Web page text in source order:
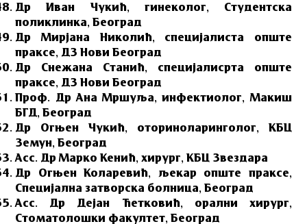
Др Иван Чукић, гинеколог, Студентска
поликлинка, Београд
Др Мирјана Николић, специјалиста опште
праксе, ДЗ Нови Београд
Др Снежана Станић, специјалисрта опште
праксе, ДЗ Нови Београд
Проф. Др Ана Мршуља, инфектиолог, Макиш
БГД, Београд
Др Огњен Чукић, оториноларинголог, КБЦ
Земун, Београд
Асс. Др Марко Кенић, хирург, КБЦ Звездара
Др Огњен Коларевић, љекар опште праксе,
Специјална затворска болница, Београд
Асс. Др Дејан Ћетковић, орални хирург,
Стоматолошки факултет, Београд